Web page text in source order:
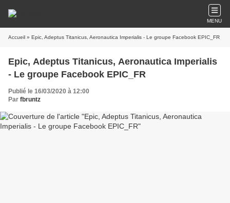
MENU
Accueil » Epic, Adeptus Titanicus, Aeronautica Imperialis - Le groupe Facebook EPIC_FR
Epic, Adeptus Titanicus, Aeronautica Imperialis
- Le groupe Facebook EPIC_FR
Publié le 16/03/2020 à 12:00
Par fbruntz